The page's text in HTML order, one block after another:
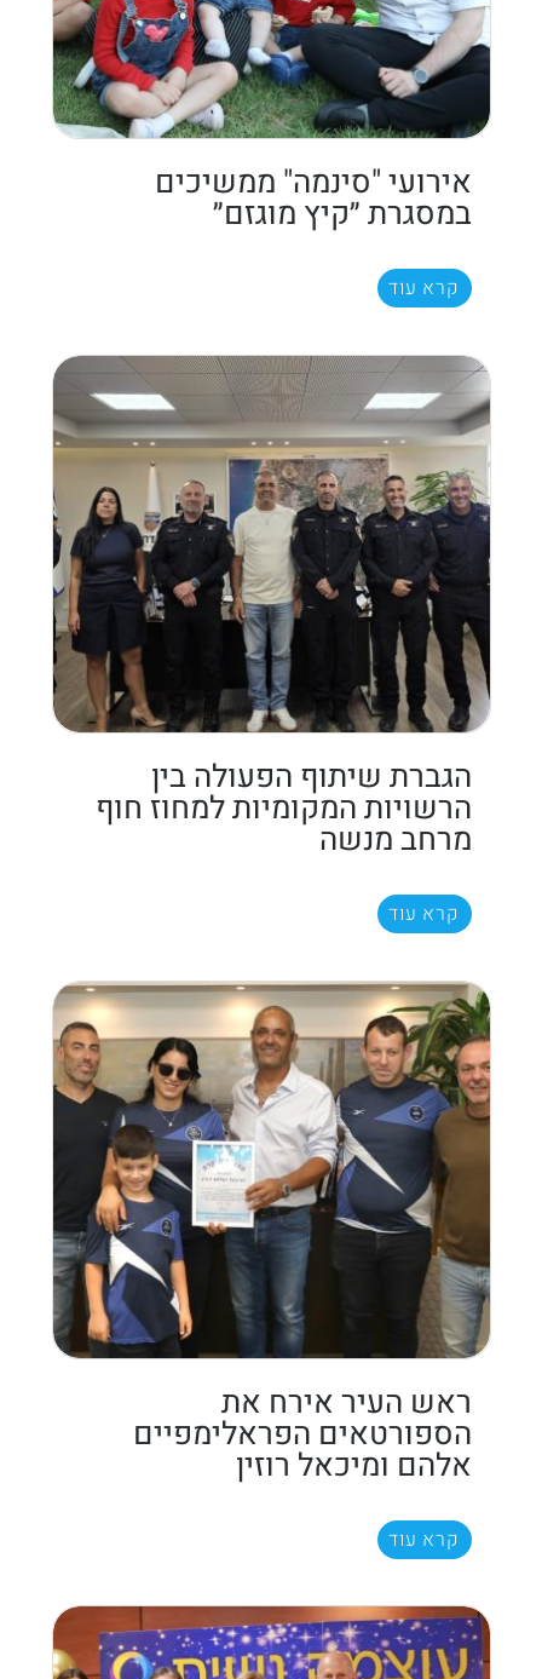
אירועי "סינמה" ממשיכים
במסגרת ״קיץ מוגזם״
קרא עוד
הגברת שיתוף הפעולה בין
הרשויות המקומיות למחוז חוף
מרחב מנשה
קרא עוד
ראש העיר אירח את
הספורטאים הפראלימפיים
אלהם ומיכאל רוזין
קרא עוד